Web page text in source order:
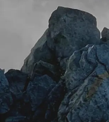
_04
_05
Contact